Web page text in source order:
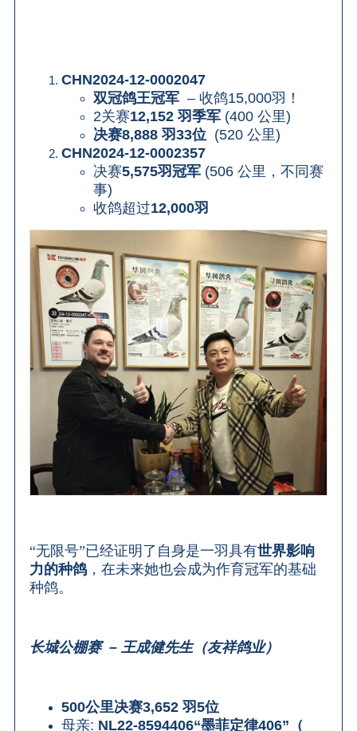
CHN2024-12-0002047
双冠鸽王冠军 – 收鸽15,000羽！
2关赛12,152 羽季军 (400 公里)
决赛8,888 羽33位 (520 公里)
CHN2024-12-0002357
决赛5,575羽冠军 (506 公里，不同赛
事)
收鸽超过12,000羽
“无限号”已经证明了自身是一羽具有世界影响
力的种鸽 ，在未来她也会成为作育冠军的基础
种鸽。
长城公棚赛 – 王成健先生（友祥鸽业）
500公里决赛3,652 羽5位
母亲: NL22-8594406“墨菲定律406” （